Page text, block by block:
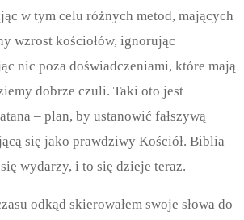
w tym celu różnych metod, mających
wzrost kościołów, ignorując
nic poza doświadczeniami, które mają
dobrze czuli. Taki oto jest
– plan, by ustanowić fałszywą
się jako prawdziwy Kościół. Biblia
wydarzy, i to się dzieje teraz.
odkąd skierowałem swoje słowa do